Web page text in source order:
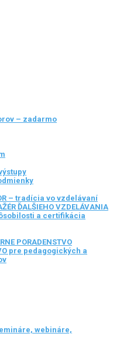
– zadarmo
– tradícia vo vzdelávaní
ĎALŠIEHO VZDELÁVANIA
a certifikácia
PORADENSTVO
pre pedagogických a
webináre,